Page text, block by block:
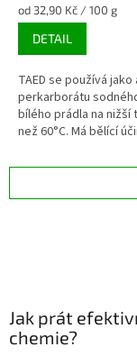
Měrná
cena:
od 32,90 Kč / 100 g
DETAIL
TAED se používá
perkarborátu
bílého prádla na nižší
než 60°C. Má bělící
Jak prát
chemie?